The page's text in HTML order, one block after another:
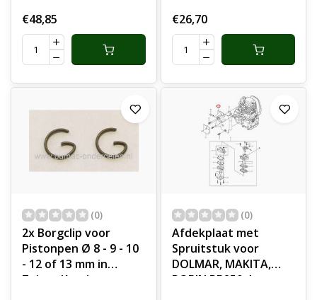
Horizontale Krukas,
Knalpot
€48,85 €26,70
(0)
2x Borgclip voor
Pistonpen Ø 8 - 9 - 10
- 12 of 13 mm in
Zuiger Kettingzaag,
(0)
Afdekplaat met
Spruitstuk voor
DOLMAR, MAKITA,
ROBIN PB250.4,